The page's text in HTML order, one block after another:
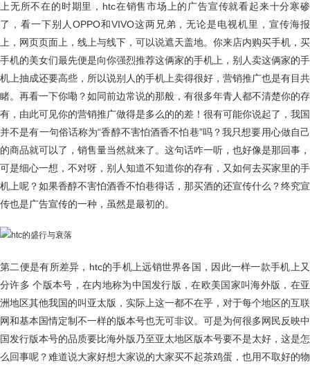
上无所不在的时期里，htc在销售市场上的广告宣传就看起来十分寒碜
了，看一下别人OPPO和VIVO这两兄弟，无论是电视机里，宣传海报
上，网页页面上，线上与线下，可以说遮天盖地。你来店内购买手机，买
手机的美女们最先便是向你强烈推荐这俩家的手机上，别人卖这俩家的手
机上抽成还要高些，所以说别人的手机上卖得很好，营销推广也是有目共
睹。再看一下你嘞？如同前边常说的那般，有很多年青人都不清楚你的存
有，由此可见你的营销推广做得是多么的的差！很有可能你说起了，我国
并不是有一句俗话称为“香醇不害怕酒香不怕巷”吗？我只想要用心做自己
的商品就可以了，销售量当然就来了。这句话咋一听，也好像是那回事，
可是细心一想，不对呀，别人知道不知道你的存有，又如何去买家里的手
机上呢？如果香醇不害怕酒香不怕巷得话，那买酒的还宣传什么？终究宣
传也是广告宣传的一种，虽然是最初的。
第二便是有所差异，htc的手机上远销世界各国，因此一样一款手机上又
分许多 个版本号，在内地称为中国发行版，在欧美国家叫海外版，在亚
洲地区其他我国的叫亚太版，实际上这一都不在乎，对于每个地区的互联
网和基本国情定制不一样的版本号也无可非议。可是为何很多网民反映中
国发行版本号的品质要比海外版乃至亚太地区版本号要不是太好，这是怎
么回事呢？难道说大家好想大家说的大家买不起茶鸡蛋，也用不取好的物